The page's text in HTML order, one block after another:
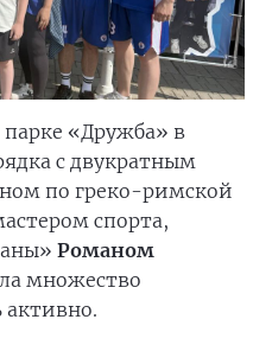
«Дружба» в
с двукратным
по греко-римской
спорта,
Романом
множество